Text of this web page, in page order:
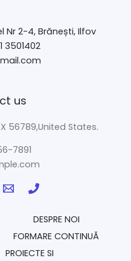
Nr 2-4, Brănești, Ilfov
3501402
us
56789,United States.
7891
DESPRE NOI
FORMARE CONTINUĂ
PROIECTE SI